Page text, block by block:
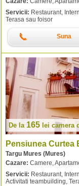
Servicii: Restaurant,
Terasa sau foisor
Suna
De la 165 lei camera
Pensiunea Curtea
Targu Mures (Mures)
Cazare: Camere,
Servicii: Restaurant,
Activitati teambuilding,